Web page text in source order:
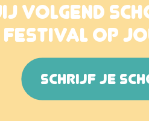
VOLGEND
FESTIVAL OP
SCHRIJF JE